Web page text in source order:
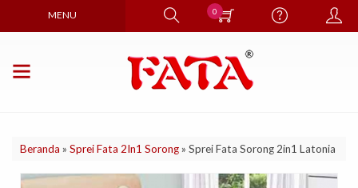
MENU 0
Beranda » Sprei Fata 2In1 Sorong» Sprei Fata Sorong 2in1 Latonia